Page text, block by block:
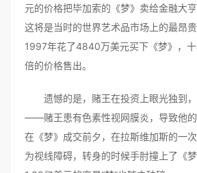
元的价格把毕加索的《梦》卖给金融大亨
这将是当时的世界艺术品市场上的最昂
1997年花了4840万美元买下《梦》，
倍的价格售出。
遗憾的是，赌王在投资上眼光独到，
——赌王患有色素性视网膜炎，导致他
在《梦》成交前夕，在拉斯维加斯的一
为视线障碍，转身的时候手肘撞上了《梦